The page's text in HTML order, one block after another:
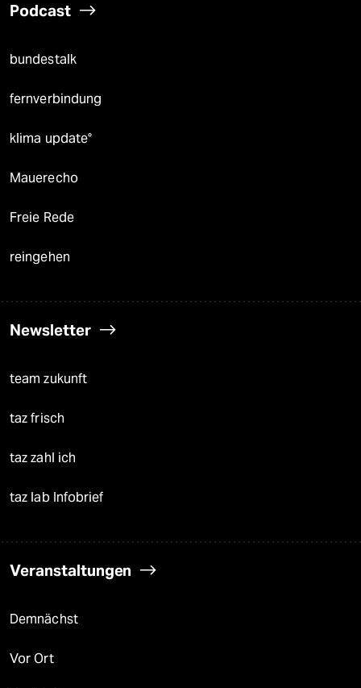
Podcast
bundestalk
fernverbindung
klima update°
Mauerecho
Freie Rede
reingehen
Newsletter
team zukunft
taz frisch
taz zahl ich
taz lab Infobrief
Veranstaltungen
Demnächst
Vor Ort